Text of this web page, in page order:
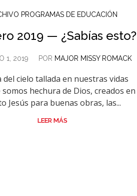
PROGRAMAS DE EDUCACIÓN
2019 — ¿Sabías esto?
1, 2019 POR MAJOR MISSY ROMACK
del cielo tallada en nuestras vidas
somos hechura de Dios, creados en
Jesús para buenas obras, las...
LEER MÁS